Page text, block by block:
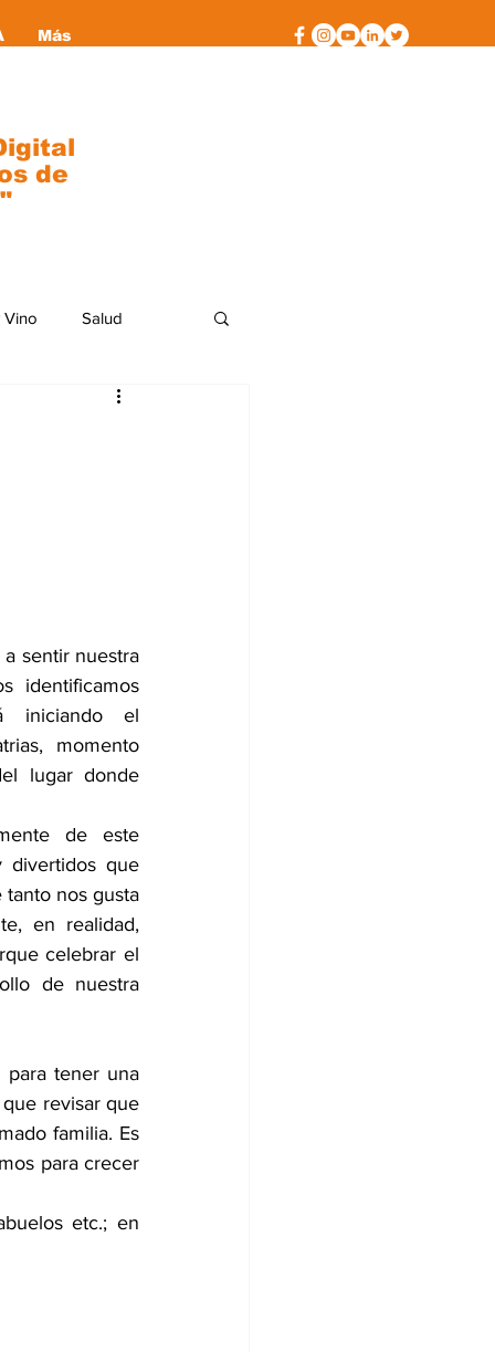
Más
Vino Salud
sentir nuestra
identificamos
iniciando el
momento
lugar donde
de este
divertidos que
nos gusta
en realidad,
celebrar el
de nuestra
para tener una
revisar que
familia. Es
para crecer
etc.; en
de